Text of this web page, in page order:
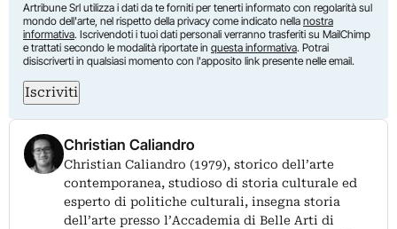
Artribune Srl utilizza i dati da te forniti per tenerti informato con regolarità sul
mondo dell'arte, nel rispetto della privacy come indicato nella nostra
informativa. Iscrivendoti i tuoi dati personali verranno trasferiti su MailChimp
e trattati secondo le modalità riportate in questa informativa. Potrai
disiscriverti in qualsiasi momento con l'apposito link presente nelle email.
Iscriviti
Christian Caliandro
Christian Caliandro (1979), storico dell’arte
contemporanea, studioso di storia culturale ed
esperto di politiche culturali, insegna storia
dell’arte presso l’Accademia di Belle Arti di